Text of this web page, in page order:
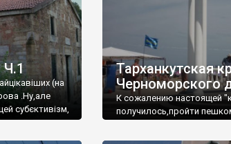
Ч.1
(на
.Ну,але
субєктивізм,
Тарханкутская
Черноморского
К сожалению настоящей
получилось,пройти